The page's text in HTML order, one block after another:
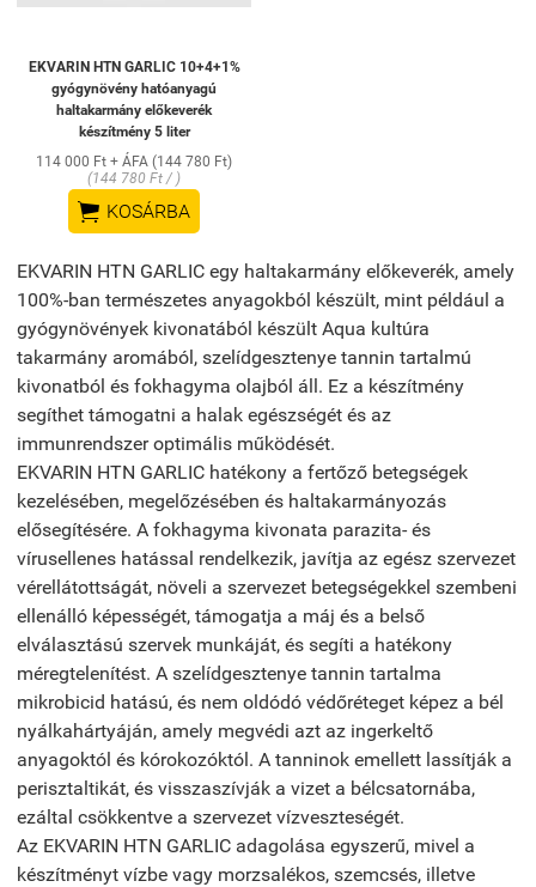
EKVARIN HTN GARLIC 10+4+1%
gyógynövény hatóanyagú
haltakarmány előkeverék
készítmény 5 liter
114 000 Ft + ÁFA (144 780 Ft)
(144 780 Ft / )
 KOSÁRBA
EKVARIN HTN GARLIC egy haltakarmány előkeverék, amely
100%-ban természetes anyagokból készült, mint például a
gyógynövények kivonatából készült Aqua kultúra
takarmány aromából, szelídgesztenye tannin tartalmú
kivonatból és fokhagyma olajból áll. Ez a készítmény
segíthet támogatni a halak egészségét és az
immunrendszer optimális működését.
EKVARIN HTN GARLIC hatékony a fertőző betegségek
kezelésében, megelőzésében és haltakarmányozás
elősegítésére. A fokhagyma kivonata parazita- és
vírusellenes hatással rendelkezik, javítja az egész szervezet
vérellátottságát, növeli a szervezet betegségekkel szembeni
ellenálló képességét, támogatja a máj és a belső
elválasztású szervek munkáját, és segíti a hatékony
méregtelenítést. A szelídgesztenye tannin tartalma
mikrobicid hatású, és nem oldódó védőréteget képez a bél
nyálkahártyáján, amely megvédi azt az ingerkeltő
anyagoktól és kórokozóktól. A tanninok emellett lassítják a
perisztaltikát, és visszaszívják a vizet a bélcsatornába,
ezáltal csökkentve a szervezet vízveszteségét.
Az EKVARIN HTN GARLIC adagolása egyszerű, mivel a
készítményt vízbe vagy morzsalékos, szemcsés, illetve